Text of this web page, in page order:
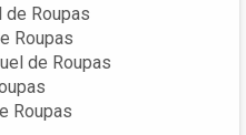
de Roupas
Roupas
de Roupas
Roupas